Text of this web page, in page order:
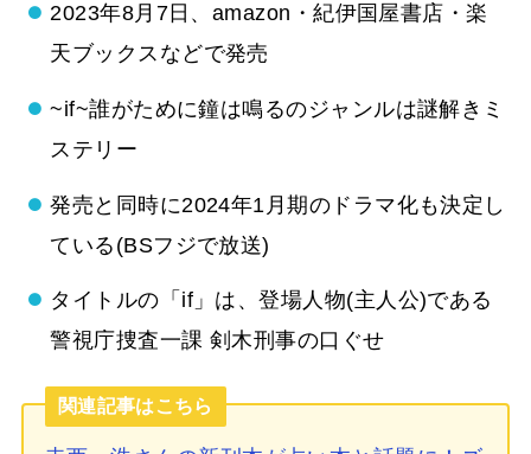
2023年8月7日、amazon・紀伊国屋書店・楽
天ブックスなどで発売
~if~誰がために鐘は鳴るのジャンルは謎解きミ
ステリー
発売と同時に2024年1月期のドラマ化も決定し
ている(BSフジで放送)
タイトルの「if」は、登場人物(主人公)である
警視庁捜査一課 剣木刑事の口ぐせ
関連記事はこちら